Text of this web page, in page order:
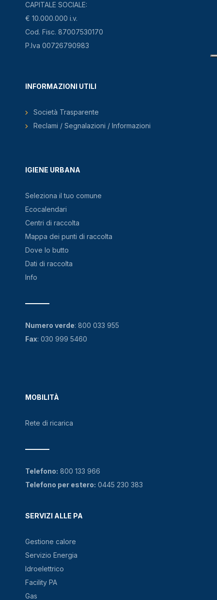
CAPITALE SOCIALE:
€ 10.000.000 i.v.
Cod. Fisc. 87007530170
P.Iva 00726790983
IGIENE URBANA
Seleziona il tuo comune
Ecocalendari
Centri di raccolta
Mappa dei punti di raccolta
Dove lo butto
Dati di raccolta
Info
MOBILITÀ
Rete di ricarica
SERVIZI ALLE PA
Gestione calore
Servizio Energia
Idroelettrico
Facility PA
Gas
INFORMAZIONI UTILI
Società Trasparente
Reclami / Segnalazioni / Informazioni
Numero verde: 800 033 955
Fax: 030 999 5460
Telefono: 800 133 966
Telefono per estero: 0445 230 383